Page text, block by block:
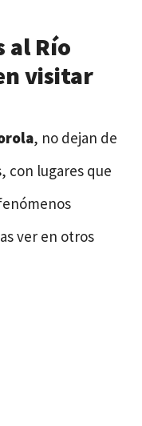
al Río
visitar
, no dejan de
con lugares que
ver en otros